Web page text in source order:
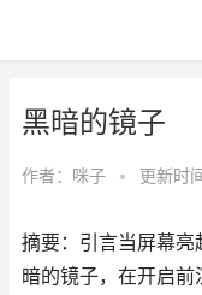
黑暗的镜子
作者： 咪子 • 更新时
摘要：引言当屏幕
暗的镜子，在开启